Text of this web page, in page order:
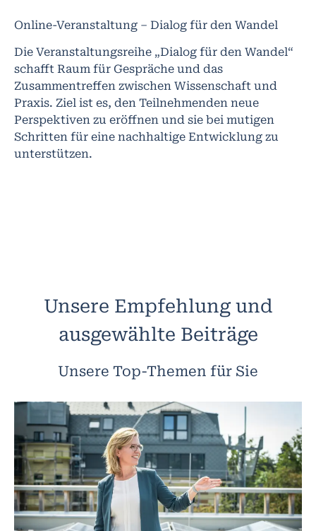
Online-Veranstaltung – Dialog für den Wandel
Die Veranstaltungsreihe „Dialog für den Wandel“
schafft Raum für Gespräche und das
Zusammentreffen zwischen Wissenschaft und
Praxis. Ziel ist es, den Teilnehmenden neue
Perspektiven zu eröffnen und sie bei mutigen
Schritten für eine nachhaltige Entwicklung zu
unterstützen.
Unsere Empfehlung und
ausgewählte Beiträge
Unsere Top-Themen für Sie